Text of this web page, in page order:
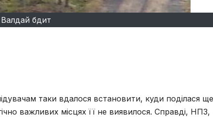
Валдай бдит
таки вдалося встановити, куди поділася ще
важливих місцях її не виявилося. Справді, НПЗ,